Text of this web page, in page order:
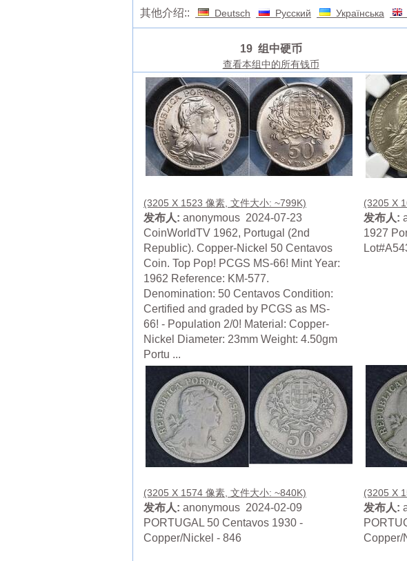
其他介绍:: Deutsch Русский Українська
19 组中硬币
查看本组中的所有钱币
(3205 X 1523 像素, 文件大小: ~799K)
发布人: anonymous 2024-07-23
CoinWorldTV 1962, Portugal (2nd
Republic). Copper-Nickel 50 Centavos
Coin. Top Pop! PCGS MS-66! Mint Year:
1962 Reference: KM-577.
Denomination: 50 Centavos Condition:
Certified and graded by PCGS as MS-
66! - Population 2/0! Material: Copper-
Nickel Diameter: 23mm Weight: 4.50gm
Portu ...
(3205 X
发布人:
1927
(3205 X 1574 像素, 文件大小: ~840K)
发布人: anonymous 2024-02-09
PORTUGAL 50 Centavos 1930 -
Copper/Nickel - 846
(3205 X
发布人:
Copper/